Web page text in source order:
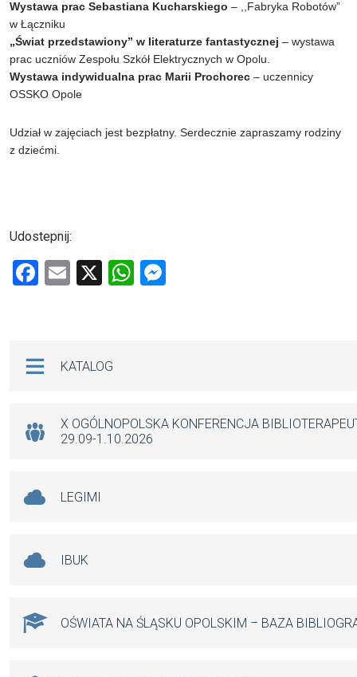
Wystawa prac Sebastiana Kucharskiego – ,,Fabryka Robotów”
w Łączniku
„Świat przedstawiony” w literaturze fantastycznej – wystawa
prac uczniów Zespołu Szkół Elektrycznych w Opolu.
Wystawa indywidualna prac Marii Prochorec – uczennicy
OSSKO Opole
Udział w zajęciach jest bezpłatny. Serdecznie zapraszamy rodziny
z dziećmi.
Udostepnij:
F
o
k
E
X
W
p
KATALOG
X OGÓLNOPOLSKA KONFERENCJA
29.09-1.10.2026
LEGIMI
IBUK
OŚWIATA NA ŚLĄSKU OPOLSKIM – BAZA